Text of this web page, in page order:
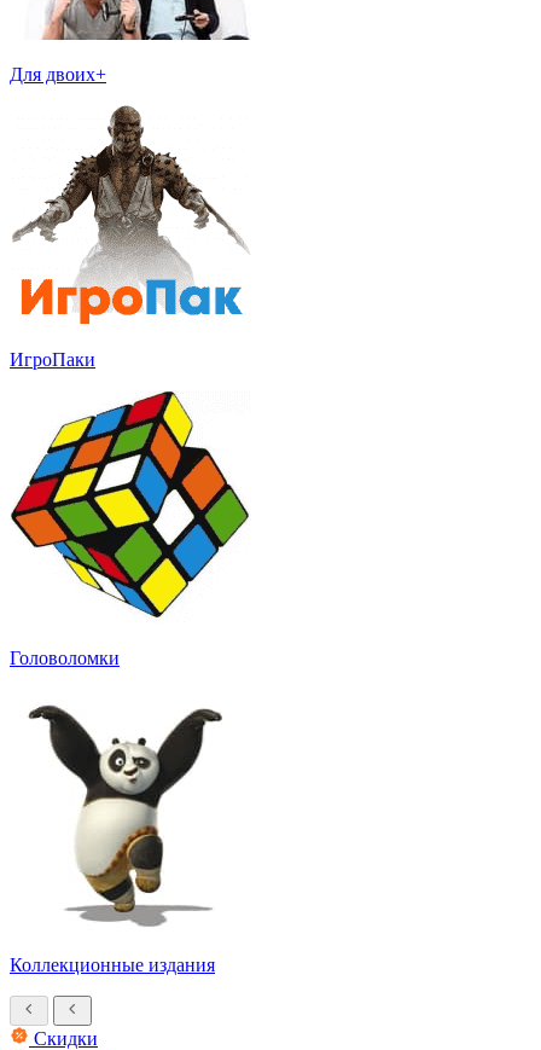
Для двоих+
ИгроПаки
Головоломки
Коллекционные издания
Скидки